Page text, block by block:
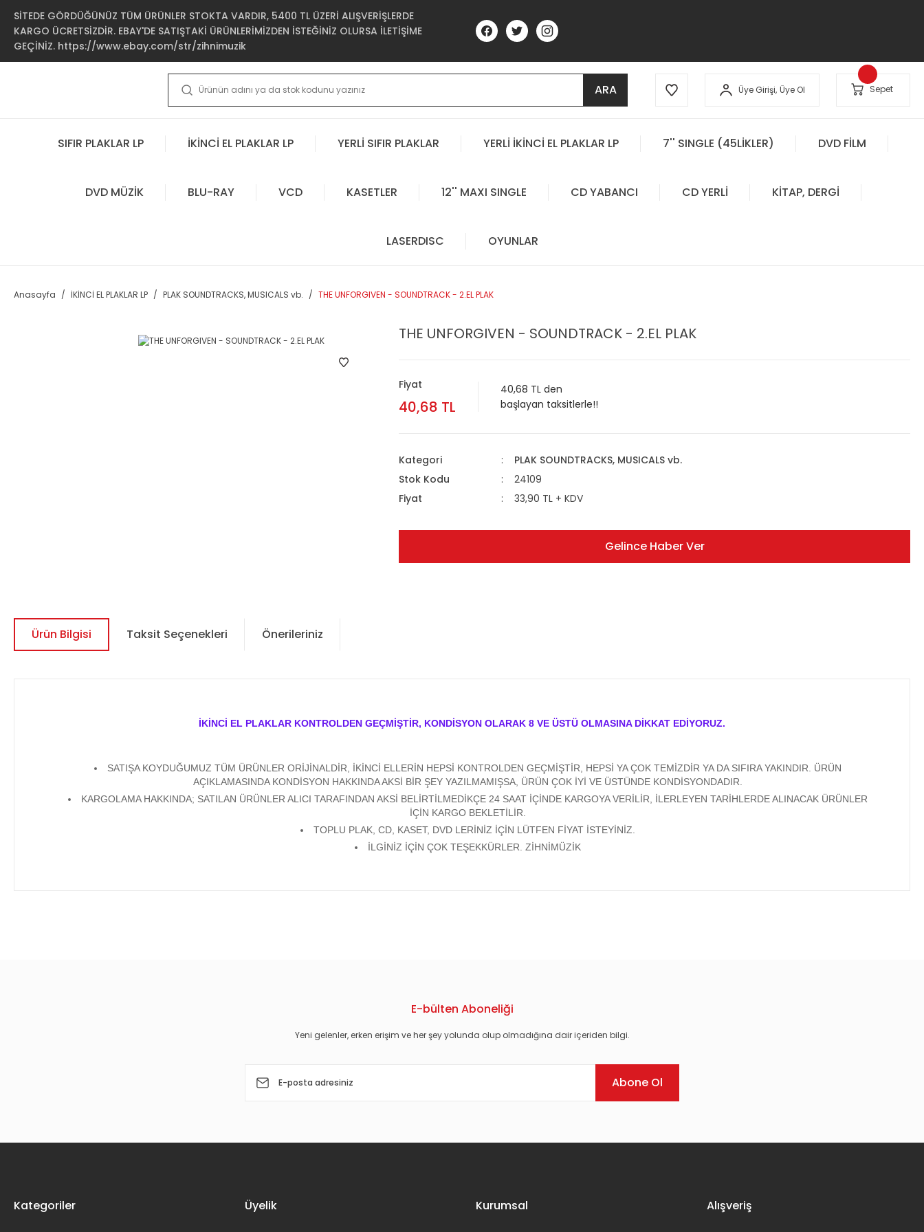
SİTEDE GÖRDÜĞÜNÜZ TÜM ÜRÜNLER STOKTA VARDIR, 5400 TL ÜZERİ ALIŞVERİŞLERDE
KARGO ÜCRETSİZDİR. EBAY'DE SATIŞTAKİ ÜRÜNLERİMİZDEN İSTEĞİNİZ OLURSA İLETİŞİME
GEÇİNİZ. https://www.ebay.com/str/zihnimuzik
ARA Üye Girişi, Üye Ol Sepet
SIFIR PLAKLAR LP İKİNCİ EL PLAKLAR LP YERLİ SIFIR PLAKLAR YERLİ İKİNCİ EL PLAKLAR LP 7'' SINGLE (45LİKLER) DVD FİLM
DVD MÜZİK BLU-RAY VCD KASETLER 12'' MAXI SINGLE CD YABANCI CD YERLİ KİTAP, DERGİ
LASERDISC OYUNLAR
Anasayfa İKİNCİ EL PLAKLAR LP PLAK SOUNDTRACKS, MUSICALS vb. THE UNFORGIVEN - SOUNDTRACK - 2.EL PLAK
THE UNFORGIVEN - SOUNDTRACK - 2.EL PLAK
Fiyat
40,68 TL
40,68 TL den
başlayan taksitlerle!!
Kategori
PLAK SOUNDTRACKS, MUSICALS vb.
Stok Kodu
24109
Fiyat
33,90 TL + KDV
Gelince Haber Ver
Ürün Bilgisi Taksit Seçenekleri Önerileriniz
İKİNCİ EL PLAKLAR KONTROLDEN GEÇMİŞTİR, KONDİSYON OLARAK 8 VE ÜSTÜ OLMASINA DİKKAT EDİYORUZ.
SATIŞA KOYDUĞUMUZ TÜM ÜRÜNLER ORİJİNALDİR, İKİNCİ ELLERİN HEPSİ KONTROLDEN GEÇMİŞTİR, HEPSİ YA ÇOK TEMİZDİR YA DA SIFIRA YAKINDIR. ÜRÜN
AÇIKLAMASINDA KONDİSYON HAKKINDA AKSİ BİR ŞEY YAZILMAMIŞSA, ÜRÜN ÇOK İYİ VE ÜSTÜNDE KONDİSYONDADIR.
KARGOLAMA HAKKINDA; SATILAN ÜRÜNLER ALICI TARAFINDAN AKSİ BELİRTİLMEDİKÇE 24 SAAT İÇİNDE KARGOYA VERİLİR, İLERLEYEN TARİHLERDE ALINACAK ÜRÜNLER
İÇİN KARGO BEKLETİLİR.
TOPLU PLAK, CD, KASET, DVD LERİNİZ İÇİN LÜTFEN FİYAT İSTEYİNİZ.
İLGİNİZ İÇİN ÇOK TEŞEKKÜRLER. ZİHNİMÜZİK
E-bülten Aboneliği
Yeni gelenler, erken erişim ve her şey yolunda olup olmadığına dair içeriden bilgi.
Abone Ol
Kategoriler Üyelik Kurumsal Alışveriş